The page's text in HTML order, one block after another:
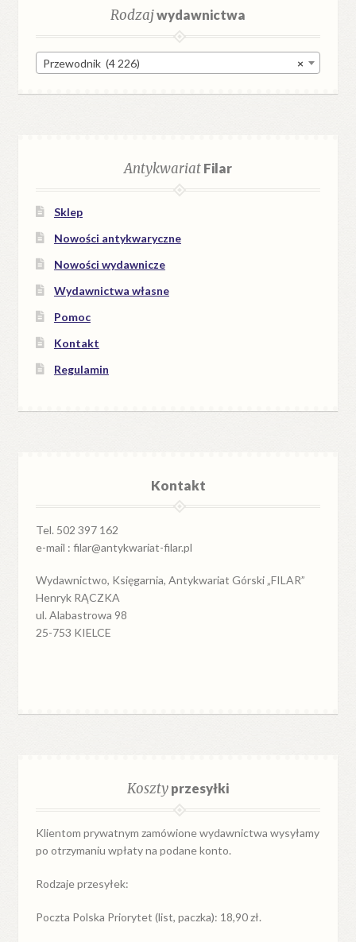
Rodzajwydawnictwa
×
Przewodnik (4 226)
AntykwariatFilar
Sklep
Nowości antykwaryczne
Nowości wydawnicze
Wydawnictwa własne
Pomoc
Kontakt
Regulamin
Kontakt
Tel. 502 397 162
e-mail : filar@antykwariat-filar.pl
Wydawnictwo, Księgarnia, Antykwariat Górski „FILAR”
Henryk RĄCZKA
ul. Alabastrowa 98
25-753 KIELCE
Kosztyprzesyłki
Klientom prywatnym zamówione wydawnictwa wysyłamy
po otrzymaniu wpłaty na podane konto.
Rodzaje przesyłek:
Poczta Polska Priorytet (list, paczka): 18,90 zł.